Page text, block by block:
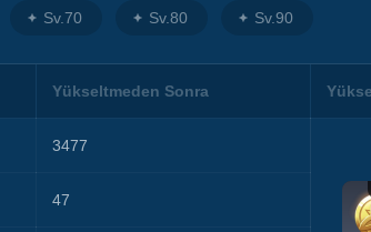
Sv.70 Sv.80 Sv.90
Yükseltmeden Sonra
3477
47